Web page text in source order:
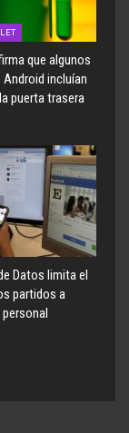
que algunos
incluían
puerta trasera
Datos limita el
partidos a